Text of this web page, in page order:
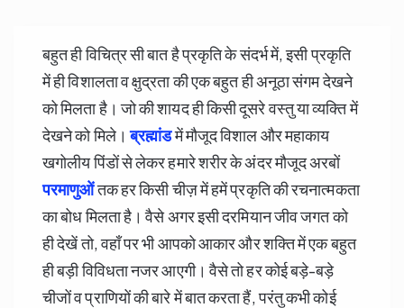
बहुत ही विचित्र सी बात है प्रकृति के संदर्भ में, इसी प्रकृति
में ही विशालता व क्षुद्रता की एक बहुत ही अनूठा संगम देखने
को मिलता है। जो की शायद ही किसी दूसरे वस्तु या व्यक्ति में
देखने को मिले। ब्रह्मांडमें मौजूद विशाल और महाकाय
खगोलीय पिंडों से लेकर हमारे शरीर के अंदर मौजूद अरबों
परमाणुओंतक हर किसी चीज़ में हमें प्रकृति की रचनात्मकता
का बोध मिलता है। वैसे अगर इसी दरमियान जीव जगत को
ही देखें तो, वहाँ पर भी आपको आकार और शक्ति में एक बहुत
ही बड़ी विविधता नजर आएगी। वैसे तो हर कोई बड़े-बड़े
चीजों व प्राणियों की बारे में बात करता हैं, परंतु कभी कोई